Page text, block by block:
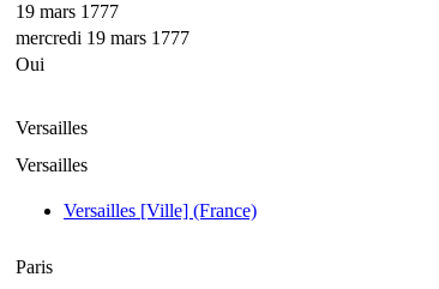
19 mars 1777
mercredi 19 mars 1777
Oui
Versailles
Versailles
Versailles [Ville] (France)
Paris